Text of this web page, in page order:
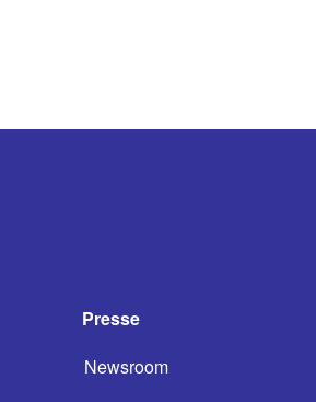
Presse
Newsroom